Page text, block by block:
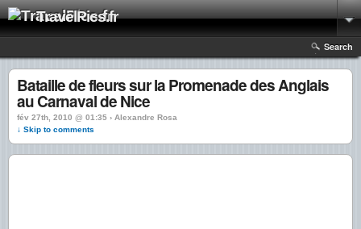
TravelPics.fr
Search
Bataille de fleurs sur la Promenade des Anglais
au Carnaval de Nice
fév 27th, 2010 @ 01:35 › Alexandre Rosa
↓ Skip to comments